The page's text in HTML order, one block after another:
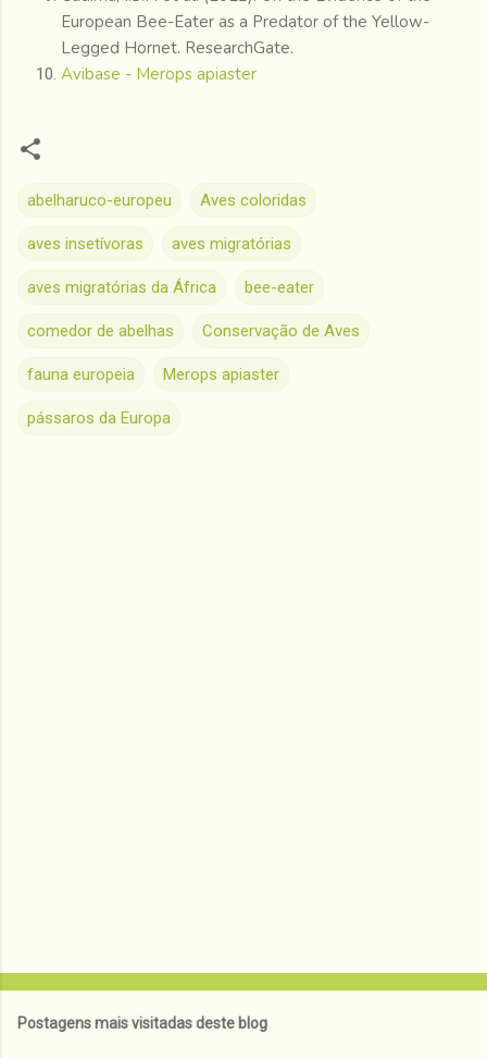
European Bee-Eater as a Predator of the Yellow-
Legged Hornet. ResearchGate.
Avibase - Merops apiaster
abelharuco-europeu Aves coloridas
aves insetívoras aves migratórias
aves migratórias da África bee-eater
comedor de abelhas Conservação de Aves
fauna europeia Merops apiaster
pássaros da Europa
Postagens mais visitadas deste blog